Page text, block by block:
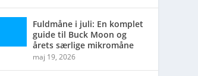
Fuldmåne i juli: En komplet
guide til Buck Moon og
årets særlige mikromåne
maj 19, 2026